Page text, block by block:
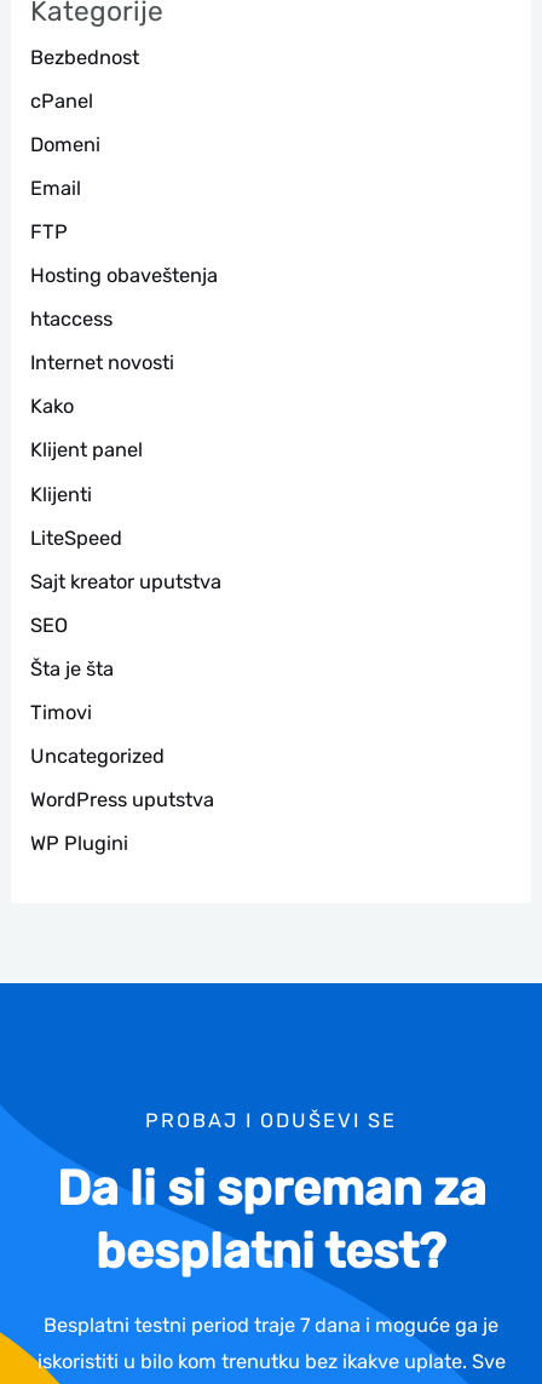
г
а
Kategorije
Bezbednost
cPanel
Domeni
Email
FTP
Hosting obaveštenja
htaccess
Internet novosti
Kako
Klijent panel
Klijenti
LiteSpeed
Sajt kreator uputstva
SEO
Šta je šta
Timovi
Uncategorized
WordPress uputstva
WP Plugini
PROBAJ I ODUŠEVI SE
Da li si spreman za
besplatni test?
Besplatni testni period traje 7 dana i moguće ga je
iskoristiti u bilo kom trenutku bez ikakve uplate. Sve